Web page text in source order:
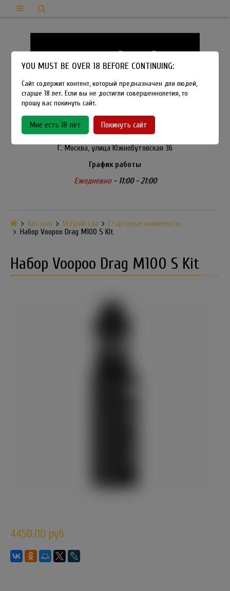
8-915-450-21-92
Розничный магазин Method Vapeshop
Г. Москва, улица Южнобутовская 36
График работы
Ежедневно- 11:00 - 21:00
Каталог Устройства
Стартовые комплекты
Набор Voopoo Drag M100 S Kit
Набор Voopoo Drag M100 S Kit
4450.00 руб
YOU MUST BE OVER 18 BEFORE CONTINUING:
Сайт содержит контент, который предназначен для людей,
старше 18 лет. Если вы не достигли совершеннолетия, то
прошу вас покинуть сайт.
Мне есть 18 лет Покинуть сайт